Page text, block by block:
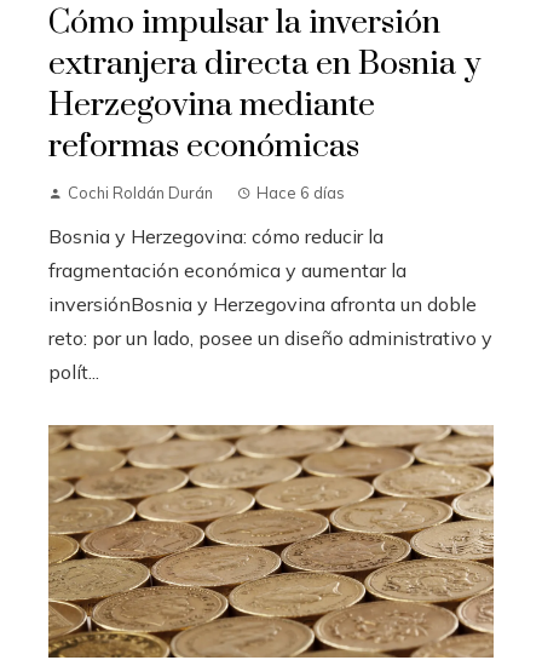
Cómo impulsar la inversión
extranjera directa en Bosnia y
Herzegovina mediante
reformas económicas
Cochi Roldán Durán Hace 6 días
Bosnia y Herzegovina: cómo reducir la
fragmentación económica y aumentar la
inversiónBosnia y Herzegovina afronta un doble
reto: por un lado, posee un diseño administrativo y
polít...